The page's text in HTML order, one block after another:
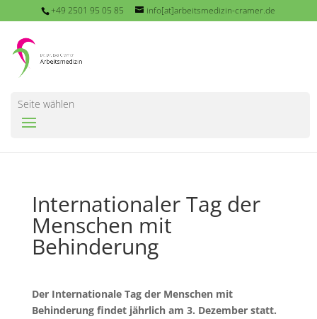
+49 2501 95 05 85 info[at]arbeitsmedizin-cramer.de
Seite wählen
Internationaler Tag der
Menschen mit
Behinderung
Der Internationale Tag der Menschen mit
Behinderung findet jährlich am 3. Dezember statt.